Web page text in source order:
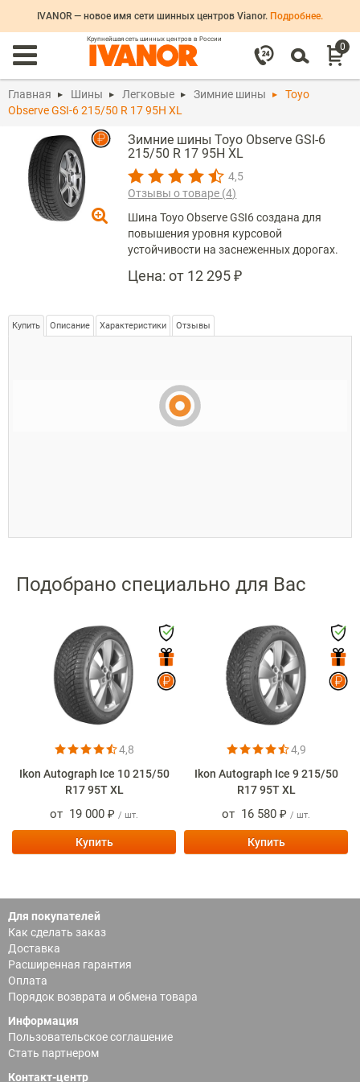
IVANOR — новое имя сети шинных центров Vianor. Подробнее.
0
Крупнейшая сеть шинных центров в России
Главная Шины Легковые Зимние шины
Toyo
Observe GSI-6 215/50 R 17 95H XL
Зимние шины Toyo Observe GSI-6
215/50 R 17 95H XL
4,5
Отзывы о товаре (4)
Шина Toyo Observe GSI6 создана для
повышения уровня курсовой
устойчивости на заснеженных дорогах.
Цена: от 12 295 ₽
Купить Описание Характеристики Отзывы
Подобрано специально для Вас
4,8
Ikon Autograph Ice 10 215/50
R17 95T XL
от 19 000 ₽ / шт.
Купить
4,9
Ikon Autograph Ice 9 215/50
R17 95T XL
от 16 580 ₽ / шт.
Купить
Для покупателей
Как сделать заказ
Доставка
Расширенная гарантия
Оплата
Порядок возврата и обмена товара
Информация
Пользовательское соглашение
Стать партнером
Контакт-центр